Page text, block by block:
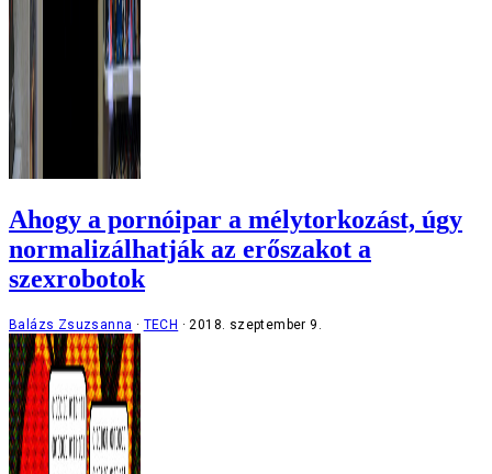
Ahogy a pornóipar a mélytorkozást, úgy
normalizálhatják az erőszakot a
szexrobotok
Balázs Zsuzsanna TECH 2018. szeptember 9.